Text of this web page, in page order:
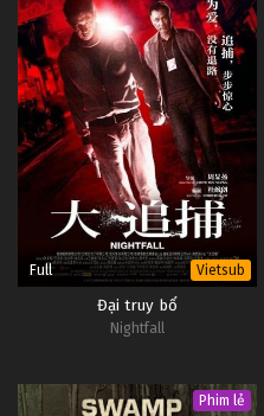
Full Vietsub
Đại truy bổ
Nightfall
Phim lẻ